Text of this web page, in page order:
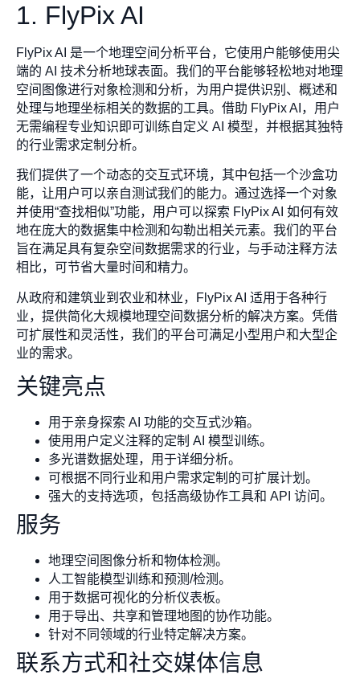
1. FlyPix AI
FlyPix AI 是一个地理空间分析平台，它使用户能够使用尖
端的 AI 技术分析地球表面。我们的平台能够轻松地对地理
空间图像进行对象检测和分析，为用户提供识别、概述和
处理与地理坐标相关的数据的工具。借助 FlyPix AI，用户
无需编程专业知识即可训练自定义 AI 模型，并根据其独特
的行业需求定制分析。
我们提供了一个动态的交互式环境，其中包括一个沙盒功
能，让用户可以亲自测试我们的能力。通过选择一个对象
并使用“查找相似”功能，用户可以探索 FlyPix AI 如何有效
地在庞大的数据集中检测和勾勒出相关元素。我们的平台
旨在满足具有复杂空间数据需求的行业，与手动注释方法
相比，可节省大量时间和精力。
从政府和建筑业到农业和林业，FlyPix AI 适用于各种行
业，提供简化大规模地理空间数据分析的解决方案。凭借
可扩展性和灵活性，我们的平台可满足小型用户和大型企
业的需求。
关键亮点
用于亲身探索 AI 功能的交互式沙箱。
使用用户定义注释的定制 AI 模型训练。
多光谱数据处理，用于详细分析。
可根据不同行业和用户需求定制的可扩展计划。
强大的支持选项，包括高级协作工具和 API 访问。
服务
地理空间图像分析和物体检测。
人工智能模型训练和预测/检测。
用于数据可视化的分析仪表板。
用于导出、共享和管理地图的协作功能。
针对不同领域的行业特定解决方案。
联系方式和社交媒体信息